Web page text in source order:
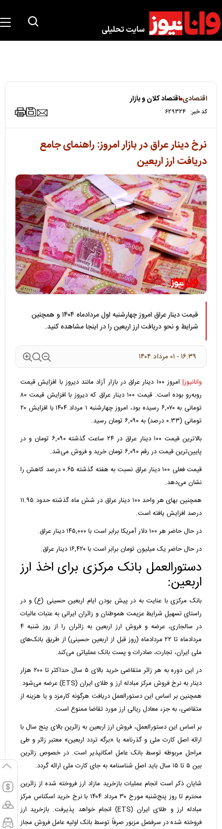
اقتصادی اقتصاد کلان و بازار
کد خبر: ۶۲۹۳۲۴
نرخ دینار عراق در بازار امروز: راهنمای جامع
دریافت ارز اربعین
قیمت دینار عراق امروز چهارشنبه اول مردادماه ۱۴۰۴ و همچنین
شرایط و نحو دریافت ارز اربعین را در اینجا مشاهده کنید.
۱۶:۳۹ - ۰۱ مرداد ۱۴۰۴
وانانیوز|
امروز ۱۰۰ دینار عراق در بازار آزاد مانند دیروز با افزایش قیمت
رو‌به‌رو بوده است. قیمت ۱۰۰ دینار عراق که دیروز با افزایش قیمت ۸۰
تومانی به ۶,۰۷۰ رسیده بود، امروز چهارشنبه ۱ مرداد ۱۴۰۴ با افزایش ۲۰
تومانی (۰.۳۳ درصد) به ۶,۰۹۰ تومان رسید.
بالاترین قیمت ۱۰۰ دینار عراق در ۲۴ ساعت گذشته ۶,۰۹۰ تومان و در
پایین‌ترین قیمت در رقم ۶,۰۹۰ تومان خرید و فروش می‌شد.
قیمت فعلی ۱۰۰ دینار عراق نسبت به هفته گذشته ۰.۶۵ درصد کاهش را
نشان می‌دهد.
همچنین بهای هر واحد ۱۰۰ دینار عراق در شش ماه گذشته حدود ۱۱.۹۵
درصد افزایش یافته است.
در حال حاضر هر ۱۰۰ دلار آمریکا برابر است با ۱۴۵,۰۰۰ دینار عراق.
در حال حاضر یک میلیون تومان برابر است با ۱۶,۴۲۰ دینار عراق.
دستورالعمل بانک مرکزی برای اخذ ارز
اربعین:
بانک مرکزی با عنایت به در پیش بودن ایام اربعین حسینی (ع) و در
راستای تسهیل شرایط عزیمت هموطنان و زائران ایرانی به عتبات عالیات
در سال­جاری، عرضه و فروش ارز اربعین به زائران را از روز شنبه ۴
مردادماه تا ۲۲ مردادماه (روز قبل از اربعین حسینی) از طریق بانک‌های
ملی ایران، تجارت، صادرات و پست بانک عملیاتی می‌کند.
در این دوره به هر زائر متقاضی خرید بالای ۵ سال حداکثر تا ۲۰۰ هزار
دینار به نرخ فروش مرکز مبادله ارز و طلای ایران (ETS) عرضه می‌شود.
همچنین بر اساس این دستورالعمل دریافت هرگونه کارمزد و یا هزینه از
متقاضی، به جزء معادل ریالی ارز مورد تقاضا ممنوع است.
بر اساس این دستورالعمل، فروش ارز اربعین به زائرین بالای پنج سال با
ارائه اصل کارت ملی و گذرنامه یا «برگه تردد اربعین» معتبر زائر و طی
مراحل مربوطه توسط بانک عامل امکانپذیر است. در خصوص زائرین
بین ۵ تا ۱۵ سال باید اصل شناسنامه به جای کارت ملی ارائه گردد.
شایان ذکر است انجام عملیات بازخرید مازاد ارز فروخته شده از زائرین
محترم تا روز پنج‌شنبه مورخ ۳۰ مرداد ۱۴۰۴ با نرخ خرید اسکناس مرکز
مبادله ارز و طلای ایران (ETS) انجام خواهد پذیرفت. بازخرید ارز
فروخته شده در سرفصل مزبور صرفاً توسط بانک اولیه عامل فروش مجاز